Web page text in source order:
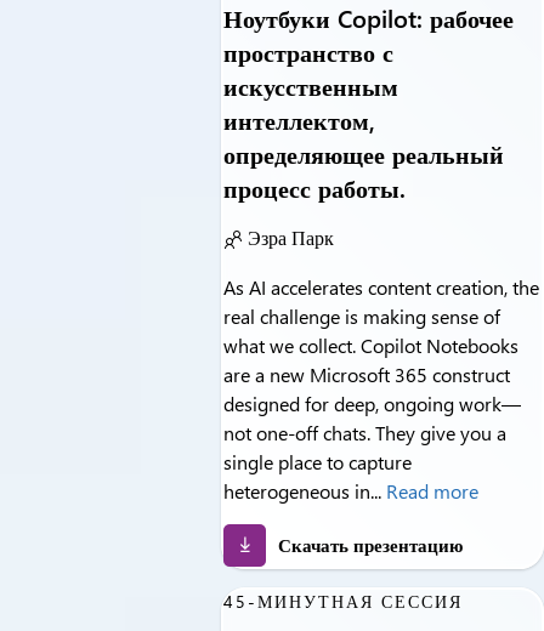
Ноутбуки Copilot: рабочее
пространство с
искусственным
интеллектом,
определяющее реальный
процесс работы.
Эзра Парк
As AI accelerates content creation, the
real challenge is making sense of
what we collect. Copilot Notebooks
are a new Microsoft 365 construct
designed for deep, ongoing work—
not one‑off chats. They give you a
single place to capture
heterogeneous in... Read more
Скачать презентацию
45-МИНУТНАЯ СЕССИЯ